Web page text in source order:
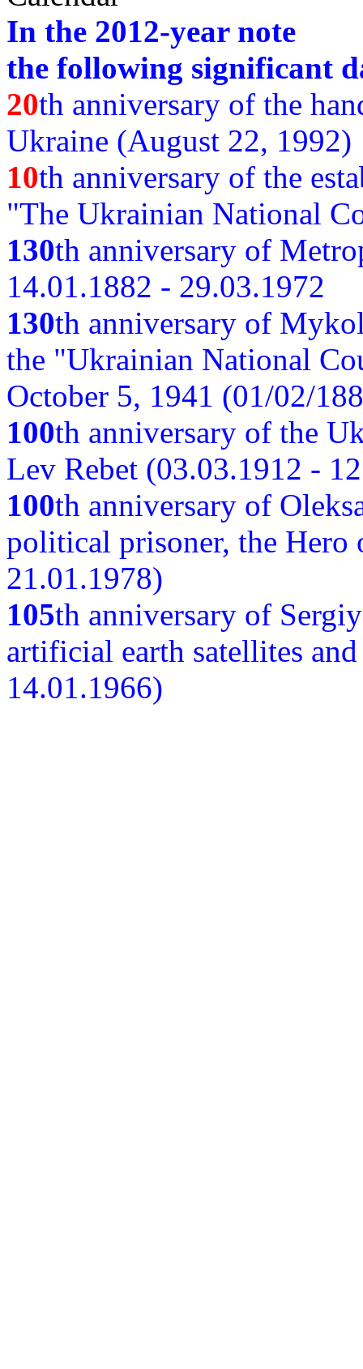
In the 2012-year note
the following significant
20th anniversary of the
Ukraine (August 22, 1992)
10th anniversary of the
"The Ukrainian National
130th anniversary of
14.01.1882 - 29.03.1972
130th anniversary of
the "Ukrainian National
October 5, 1941 (01/02/
100th anniversary of the
Lev Rebet (03.03.1912 -
100th anniversary of
political prisoner, the
21.01.1978)
105th anniversary of
artificial earth satellites
14.01.1966)